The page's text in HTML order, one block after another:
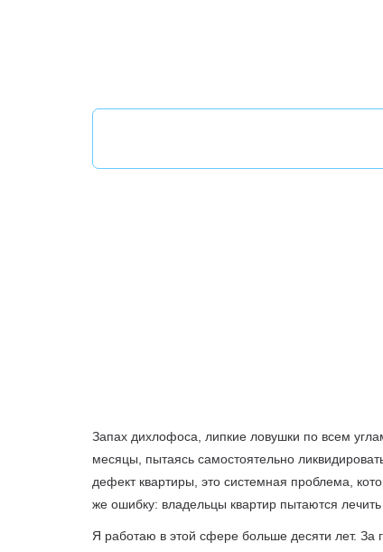
Запах дихлофоса, липкие ловушки по всем
месяцы, пытаясь самостоятельно
дефект квартиры, это системная проблема,
же ошибку: владельцы квартир пытаются
Я работаю в этой сфере больше десяти лет.